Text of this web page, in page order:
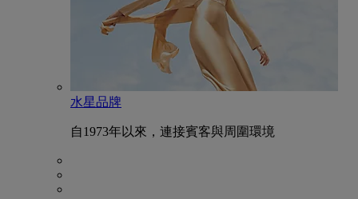
水星品牌
自1973年以來，連接賓客與周圍環境